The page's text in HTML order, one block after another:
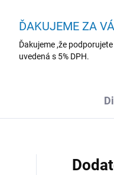
ĎAKUJEME ZA
Ďakujeme ,že
uvedená s 5% DPH.